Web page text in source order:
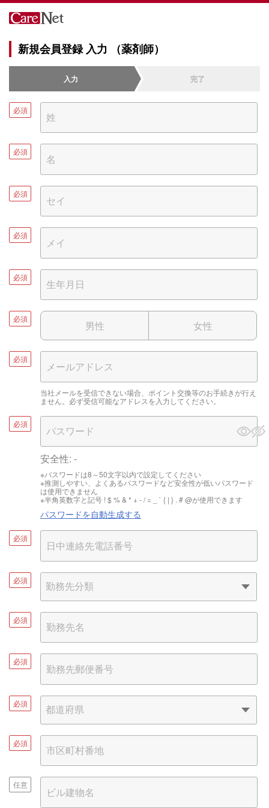
新規会員登録 入力 （薬剤師）
入力 完了
必須
必須
必須
必須
必須
必須
男性 女性
必須
当社メールを受信できない場合、ポイント交換等のお手続きが行え
ません。必ず受信可能なアドレスを入力してください。
必須
安全性: -
※パスワードは8～50文字以内で設定してください
※推測しやすい、よくあるパスワードなど安全性が低いパスワード
は使用できません
※半角英数字と記号 ! $ % & * + - / = _ ` { | } . # @が使用できます
パスワードを自動生成する
必須
必須
必須
必須
必須
必須
任意